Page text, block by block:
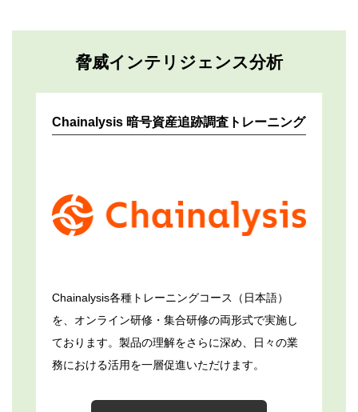
脅威インテリジェンス分析
Chainalysis 暗号資産追跡調査トレーニング
Chainalysis各種トレーニングコース（日本語）
を、オンライン研修・集合研修の両形式で実施し
ております。製品の理解をさらに深め、日々の業
務における活用を一層促進いただけます。